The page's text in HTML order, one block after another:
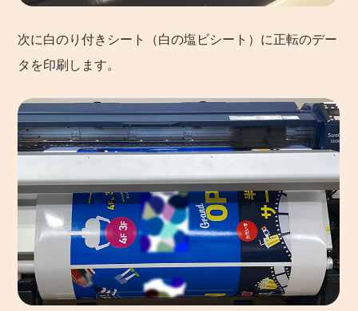
次に白のり付きシート（白の塩ビシート）に正転のデー
タを印刷します。